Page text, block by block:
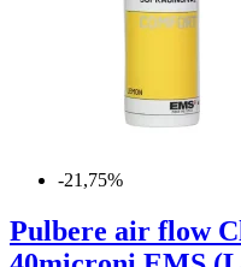
-21,75%
Pulbere air flow